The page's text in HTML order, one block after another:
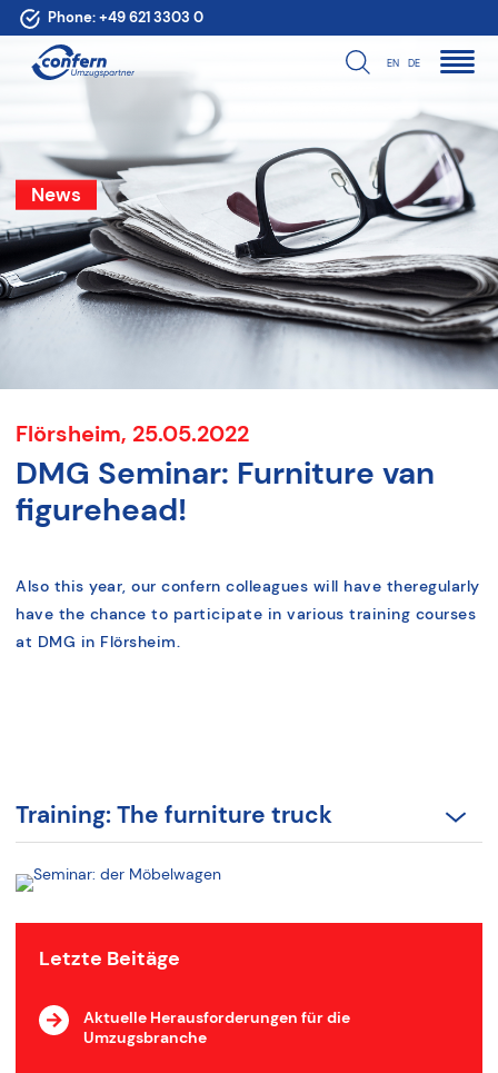
Phone:+49 621 3303 0
EN DE
News
Flörsheim, 25.05.2022
DMG Seminar: Furniture van
figurehead!
Also this year, our confern colleagues will have theregularly
have the chance to participate in various training courses
at DMG in Flörsheim.
Training: The furniture truck
Letzte Beitäge
Aktuelle Herausforderungen für die
Umzugsbranche